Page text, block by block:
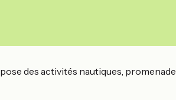
des activités nautiques,